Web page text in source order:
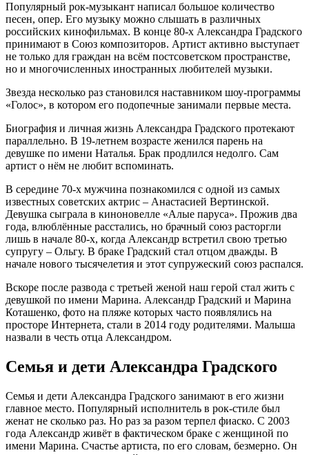
Популярный рок-музыкант написал большое количество
песен, опер. Его музыку можно слышать в различных
российских кинофильмах. В конце 80-х Александра Градского
принимают в Союз композиторов. Артист активно выступает
не только для граждан на всём постсоветском пространстве,
но и многочисленных иностранных любителей музыки.
Звезда несколько раз становился наставником шоу-программы
«Голос», в котором его подопечные занимали первые места.
Биография и личная жизнь Александра Градского протекают
параллельно. В 19-летнем возрасте женился парень на
девушке по имени Наталья. Брак продлился недолго. Сам
артист о нём не любит вспоминать.
В середине 70-х мужчина познакомился с одной из самых
известных советских актрис – Анастасией Вертинской.
Девушка сыграла в киноновелле «Алые паруса». Прожив два
года, влюблённые расстались, но брачный союз расторгли
лишь в начале 80-х, когда Александр встретил свою третью
супругу – Ольгу. В браке Градский стал отцом дважды. В
начале нового тысячелетия и этот супружеский союз распался.
Вскоре после развода с третьей женой наш герой стал жить с
девушкой по имени Марина. Александр Градский и Марина
Коташенко, фото на пляже которых часто появлялись на
просторе Интернета, стали в 2014 году родителями. Малыша
назвали в честь отца Александром.
Семья и дети Александра Градского
Семья и дети Александра Градского занимают в его жизни
главное место. Популярный исполнитель в рок-стиле был
женат не сколько раз. Но раз за разом терпел фиаско. С 2003
года Александр живёт в фактическом браке с женщиной по
имени Марина. Счастье артиста, по его словам, безмерно. Он